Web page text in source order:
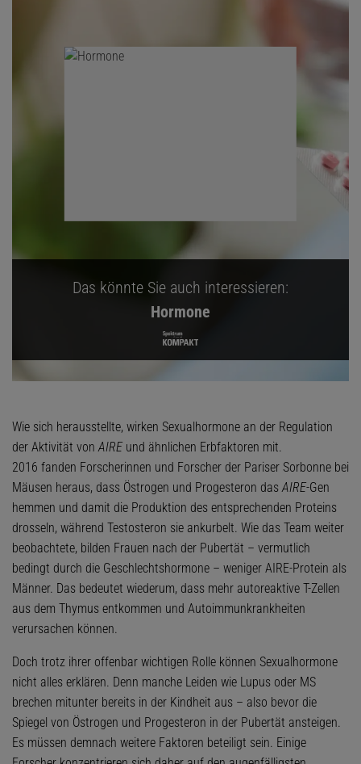
Das könnte Sie auch interessieren:
Hormone
Wie sich herausstellte, wirken Sexualhormone an der Regulation
der Aktivität vonAIRE und ähnlichen Erbfaktoren mit.
2016 fanden Forscherinnen und Forscher der Pariser Sorbonne bei
Mäusen heraus, dass Östrogen und Progesteron dasAIRE-Gen
hemmen und damit die Produktion des entsprechenden Proteins
drosseln, während Testosteron sie ankurbelt. Wie das Team weiter
beobachtete, bilden Frauen nach der Pubertät – vermutlich
bedingt durch die Geschlechtshormone – weniger AIRE-Protein als
Männer. Das bedeutet wiederum, dass mehr autoreaktive T-Zellen
aus dem Thymus entkommen und Autoimmunkrankheiten
verursachen können.
Doch trotz ihrer offenbar wichtigen Rolle können Sexualhormone
nicht alles erklären. Denn manche Leiden wie Lupus oder MS
brechen mitunter bereits in der Kindheit aus – also bevor die
Spiegel von Östrogen und Progesteron in der Pubertät ansteigen.
Es müssen demnach weitere Faktoren beteiligt sein. Einige